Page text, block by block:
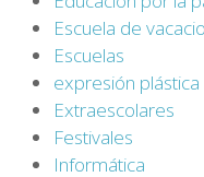
Escuela de
Escuelas
expresión plástica
Extraescolares
Festivales
Informática